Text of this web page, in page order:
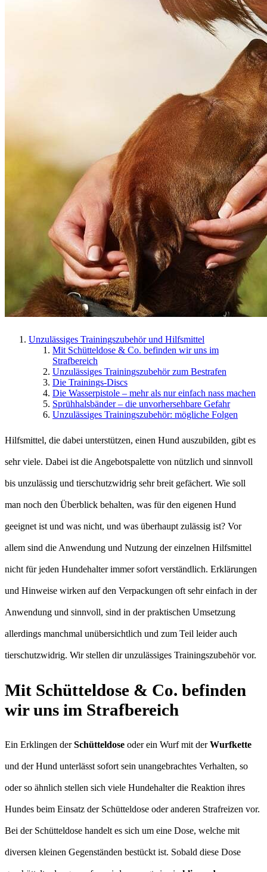
Unzulässiges Trainingszubehör und Hilfsmittel
Mit Schütteldose & Co. befinden wir uns im
Strafbereich
Unzulässiges Trainingszubehör zum Bestrafen
Die Trainings-Discs
Die Wasserpistole – mehr als nur einfach nass machen
Sprühhalsbänder – die unvorhersehbare Gefahr
Unzulässiges Trainingszubehör: mögliche Folgen
Hilfsmittel, die dabei unterstützen, einen Hund auszubilden, gibt es
sehr viele. Dabei ist die Angebotspalette von nützlich und sinnvoll
bis unzulässig und tierschutzwidrig sehr breit gefächert. Wie soll
man noch den Überblick behalten, was für den eigenen Hund
geeignet ist und was nicht, und was überhaupt zulässig ist? Vor
allem sind die Anwendung und Nutzung der einzelnen Hilfsmittel
nicht für jeden Hundehalter immer sofort verständlich. Erklärungen
und Hinweise wirken auf den Verpackungen oft sehr einfach in der
Anwendung und sinnvoll, sind in der praktischen Umsetzung
allerdings manchmal unübersichtlich und zum Teil leider auch
tierschutzwidrig. Wir stellen dir unzulässiges Trainingszubehör vor.
Mit Schütteldose & Co. befinden
wir uns im Strafbereich
Ein Erklingen derSchütteldose oder ein Wurf mit derWurfkette
und der Hund unterlässt sofort sein unangebrachtes Verhalten, so
oder so ähnlich stellen sich viele Hundehalter die Reaktion ihres
Hundes beim Einsatz der Schütteldose oder anderen Strafreizen vor.
Bei der Schütteldose handelt es sich um eine Dose, welche mit
diversen kleinen Gegenständen bestückt ist. Sobald diese Dose